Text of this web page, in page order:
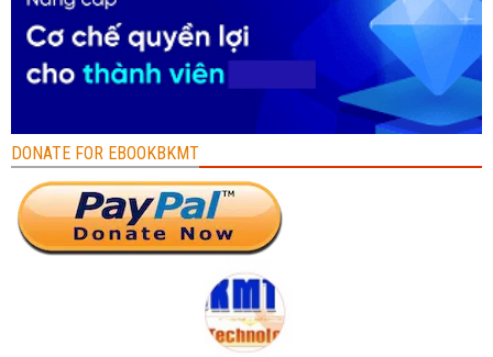
DONATE FOR EBOOKBKMT